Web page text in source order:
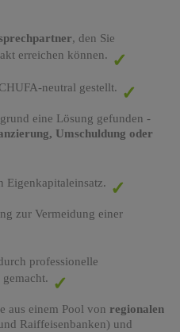
, den Sie
erreichen können.
neutral gestellt.
eine Lösung gefunden -
Umschuldung oder
Eigenkapitaleinsatz.
zur Vermeidung einer
professionelle
aus einem Pool von regionalen
Raiffeisenbanken) und